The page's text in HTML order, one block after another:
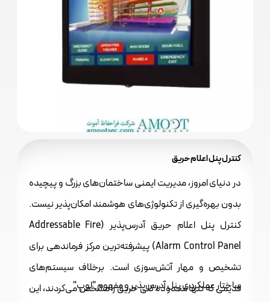
کنترل پنل اعلام حریق
در دنیای امروز، مدیریت ایمنی ساختمان‌های بزرگ و پیچیده
بدون بهره‌گیری از تکنولوژی‌های هوشمند امکان‌پذیر نیست.
کنترل پنل اعلام حریق آدرس‌پذیر (Addressable Fire
Alarm Control Panel) پیشرفته‌ترین مرکز فرماندهی برای
تشخیص و مهار آتش‌سوزی است. برخلاف سیستم‌های
قدیمی که تنها محدوده کلی حریق را مشخص می‌کردند، این
ساختار عملکردی پنل آدرس‌پذیر و مفهوم "لوپ"